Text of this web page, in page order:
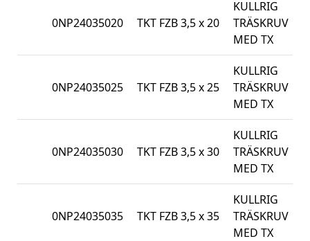
0NP24035020 TKT FZB 3,5 x 20
KULLRIG
TRÄSKRUV
MED TX
0NP24035025 TKT FZB 3,5 x 25
KULLRIG
TRÄSKRUV
MED TX
0NP24035030 TKT FZB 3,5 x 30
KULLRIG
TRÄSKRUV
MED TX
0NP24035035 TKT FZB 3,5 x 35
KULLRIG
TRÄSKRUV
MED TX